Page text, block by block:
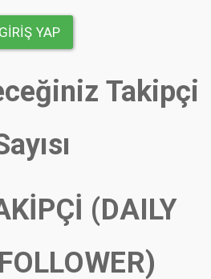
GIRIŞ YAP
Takipçi
(DAILY
FOLLOWER)